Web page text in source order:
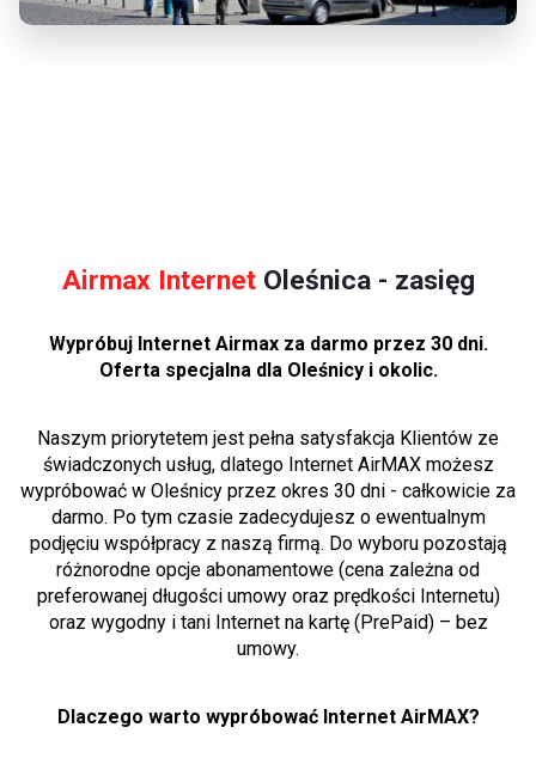
Airmax InternetOleśnica - zasięg
Wypróbuj Internet Airmax za darmo przez 30 dni.
Oferta specjalna dla Oleśnicy i okolic.
Naszym priorytetem jest pełna satysfakcja Klientów ze
świadczonych usług, dlatego Internet AirMAX możesz
wypróbować w Oleśnicy przez okres 30 dni - całkowicie za
darmo. Po tym czasie zadecydujesz o ewentualnym
podjęciu współpracy z naszą firmą. Do wyboru pozostają
różnorodne opcje abonamentowe (cena zależna od
preferowanej długości umowy oraz prędkości Internetu)
oraz wygodny i tani Internet na kartę (PrePaid) – bez
umowy.
Dlaczego warto wypróbować Internet AirMAX?